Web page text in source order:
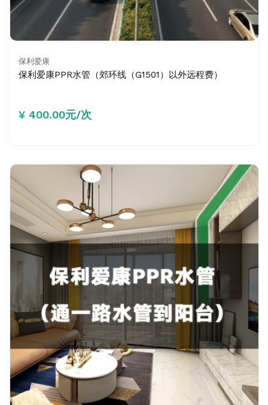
保利爱康
保利爱康PPR水管（郊环线（G1501）以外远程费）
¥ 400.00元/次